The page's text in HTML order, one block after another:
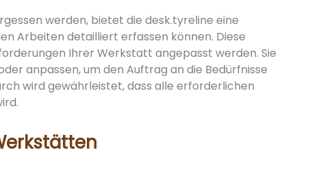
werden, bietet die desk.tyreline eine
Arbeiten detailliert erfassen können. Diese
Ihrer Werkstatt angepasst werden. Sie
anpassen, um den Auftrag an die Bedürfnisse
wird gewährleistet, dass alle erforderlichen